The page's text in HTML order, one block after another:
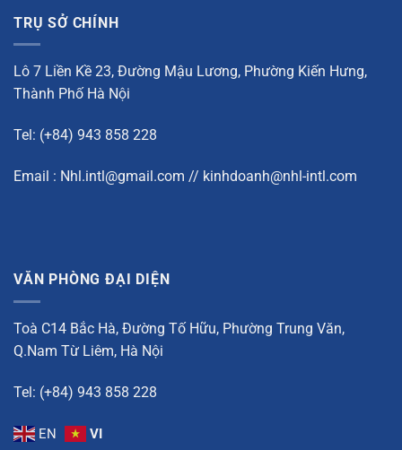
TRỤ SỞ CHÍNH
Lô 7 Liền Kề 23, Đường Mậu Lương, Phường Kiến Hưng,
Thành Phố Hà Nội
Tel: (+84) 943 858 228
Email : Nhl.intl@gmail.com // kinhdoanh@nhl-intl.com
VĂN PHÒNG ĐẠI DIỆN
Toà C14 Bắc Hà, Đường Tố Hữu, Phường Trung Văn,
Q.Nam Từ Liêm, Hà Nội
Tel: (+84) 943 858 228
EN VI